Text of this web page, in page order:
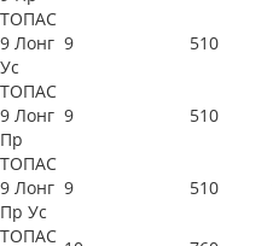
ТОПАС
9 Лонг
Ус
9 510
ТОПАС
9 Лонг
Пр
9 510
ТОПАС
9 Лонг
Пр Ус
9 510
ТОПАС